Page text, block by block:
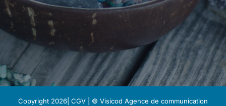
Copyright 2026| CGV | © Visicod Agence de communication